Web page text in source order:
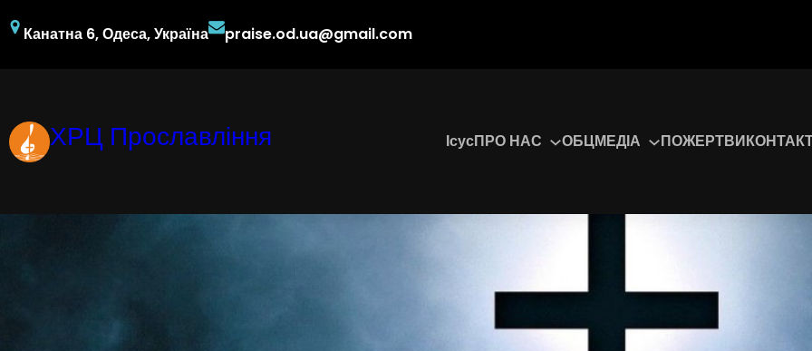
до Канатна 6, Одеса, Україна praise.od.ua@gmail.com
ХРЦ Прославління ІсусПРО НАС ОБЦМЕДІА ПОЖЕРТВИ